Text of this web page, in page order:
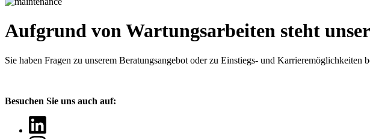
Aufgrund von Wartungsarbeiten steht
Sie haben Fragen zu unserem Beratungsangebot oder zu Einstiegs- und Karrieremöglichkeiten
Besuchen Sie uns auch auf: